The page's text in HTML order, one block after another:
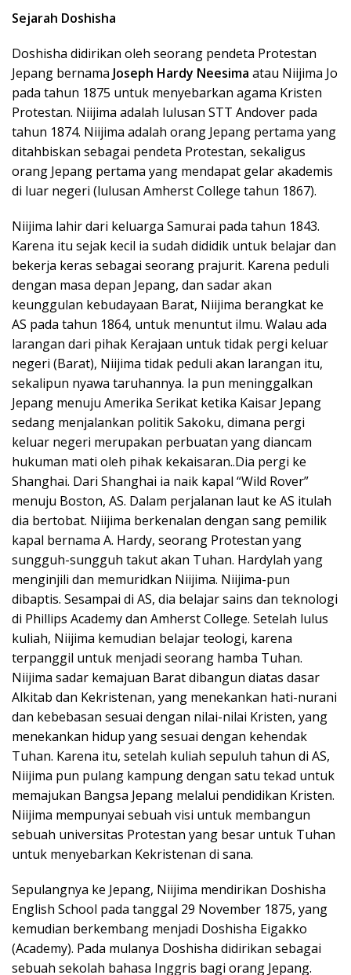
Sejarah Doshisha
Doshisha didirikan oleh seorang pendeta Protestan
Jepang bernama Joseph Hardy Neesima atau Niijima Jo
pada tahun 1875 untuk menyebarkan agama Kristen
Protestan. Niijima adalah lulusan STT Andover pada
tahun 1874. Niijima adalah orang Jepang pertama yang
ditahbiskan sebagai pendeta Protestan, sekaligus
orang Jepang pertama yang mendapat gelar akademis
di luar negeri (lulusan Amherst College tahun 1867).
Niijima lahir dari keluarga Samurai pada tahun 1843.
Karena itu sejak kecil ia sudah dididik untuk belajar dan
bekerja keras sebagai seorang prajurit. Karena peduli
dengan masa depan Jepang, dan sadar akan
keunggulan kebudayaan Barat, Niijima berangkat ke
AS pada tahun 1864, untuk menuntut ilmu. Walau ada
larangan dari pihak Kerajaan untuk tidak pergi keluar
negeri (Barat), Niijima tidak peduli akan larangan itu,
sekalipun nyawa taruhannya. Ia pun meninggalkan
Jepang menuju Amerika Serikat ketika Kaisar Jepang
sedang menjalankan politik Sakoku, dimana pergi
keluar negeri merupakan perbuatan yang diancam
hukuman mati oleh pihak kekaisaran..Dia pergi ke
Shanghai. Dari Shanghai ia naik kapal “Wild Rover”
menuju Boston, AS. Dalam perjalanan laut ke AS itulah
dia bertobat. Niijima berkenalan dengan sang pemilik
kapal bernama A. Hardy, seorang Protestan yang
sungguh-sungguh takut akan Tuhan. Hardylah yang
menginjili dan memuridkan Niijima. Niijima-pun
dibaptis. Sesampai di AS, dia belajar sains dan teknologi
di Phillips Academy dan Amherst College. Setelah lulus
kuliah, Niijima kemudian belajar teologi, karena
terpanggil untuk menjadi seorang hamba Tuhan.
Niijima sadar kemajuan Barat dibangun diatas dasar
Alkitab dan Kekristenan, yang menekankan hati-nurani
dan kebebasan sesuai dengan nilai-nilai Kristen, yang
menekankan hidup yang sesuai dengan kehendak
Tuhan. Karena itu, setelah kuliah sepuluh tahun di AS,
Niijima pun pulang kampung dengan satu tekad untuk
memajukan Bangsa Jepang melalui pendidikan Kristen.
Niijima mempunyai sebuah visi untuk membangun
sebuah universitas Protestan yang besar untuk Tuhan
untuk menyebarkan Kekristenan di sana.
Sepulangnya ke Jepang, Niijima mendirikan Doshisha
English School pada tanggal 29 November 1875, yang
kemudian berkembang menjadi Doshisha Eigakko
(Academy). Pada mulanya Doshisha didirikan sebagai
sebuah sekolah bahasa Inggris bagi orang Jepang.